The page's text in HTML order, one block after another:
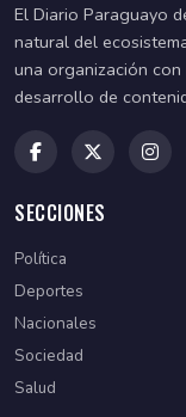
El Diario Paraguayo
natural del
una organización
desarrollo de
SECCIONES
Política
Deportes
Nacionales
Sociedad
Salud